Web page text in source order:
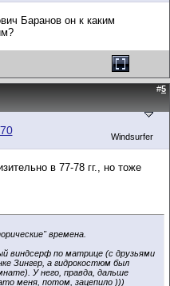
Баранов он к каким
#5
Windsurfer
в 77-78 гг., но тоже
времена.
виндсерф по матрице (с друзьями
Зингер, а гидрокостюм был
У него, правда, дальше
меня, потом, зацепило )))